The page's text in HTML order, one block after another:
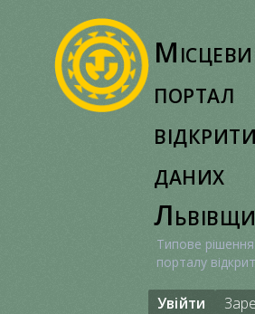
портал
даних
Типове
порталу
Увійти